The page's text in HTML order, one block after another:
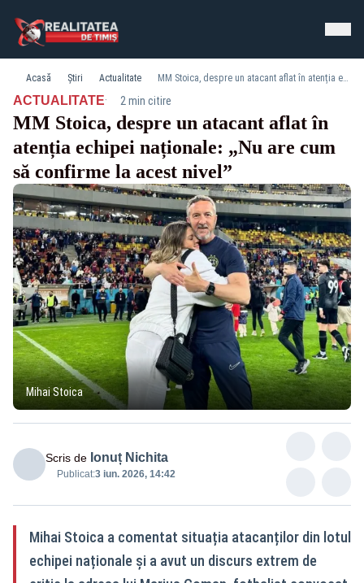
Acasă Știri Actualitate MM Stoica, despre un atacant aflat în atenția echipei naționale: „Nu are cum să confirme la acest nivel”
ACTUALITATE· 2 min citire
MM Stoica, despre un atacant aflat în
atenția echipei naționale: „Nu are cum
să confirme la acest nivel”
Mihai Stoica
Scris de Ionuț Nichita
Publicat:3 iun. 2026, 14:42
Mihai Stoica a comentat situația atacanților din lotul
echipei naționale și a avut un discurs extrem de